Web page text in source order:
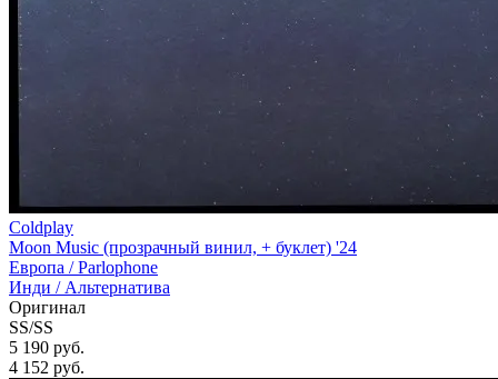
Coldplay
Moon Music (прозрачный винил, + буклет) '24
Европа /Parlophone
Инди / Альтернатива
Оригинал
SS/SS
5 190 руб.
4 152 руб.